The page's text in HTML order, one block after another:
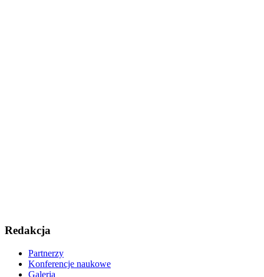
Redakcja
Partnerzy
Konferencje naukowe
Galeria